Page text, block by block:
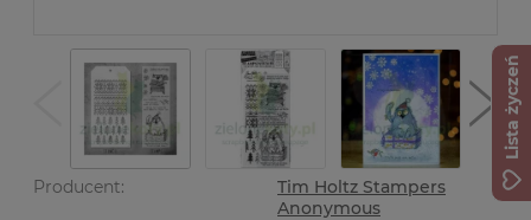
Producent:
Tim Holtz Stampers
Anonymous
Lista życzeń